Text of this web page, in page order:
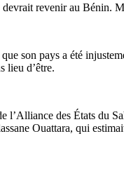
revenir au Bénin.
son pays a été
lieu d’être.
l’Alliance des États
Ouattara, qui